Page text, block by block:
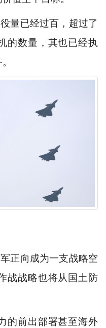
量已经过百，超过了
的数量，其也已经执
正向成为一支战略空
战战略也将从国土防
的前出部署甚至海外